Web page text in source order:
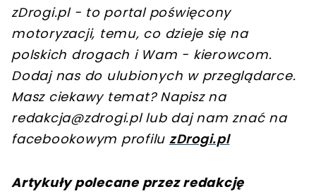
zDrogi.pl - to portal poświęcony
motoryzacji, temu, co dzieje się na
polskich drogach i Wam - kierowcom.
Dodaj nas do ulubionych w przeglądarce.
Masz ciekawy temat? Napisz na
redakcja@zdrogi.pllub daj nam znać na
facebookowym profilu zDrogi.pl
Artykuły polecane przez redakcję